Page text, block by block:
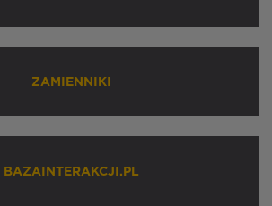
ZAMIENNIKI
BAZAINTERAKCJI.PL